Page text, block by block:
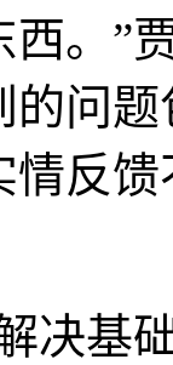
。”
的问
情反
决基